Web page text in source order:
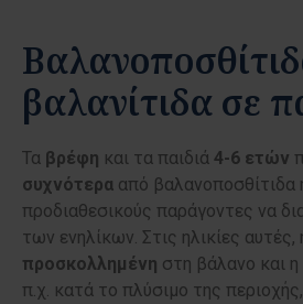
βαλανίτιδα σε
Τα βρέφη και τα παιδιά 4-6 ετών
συχνότερα από βαλανοποσθίτιδα
προδιαθεσικούς παράγοντες να
των ενηλίκων. Στις ηλικίες αυτές,
προσκολλημένη στη βάλανο και η
π.χ. κατά το πλύσιμο της